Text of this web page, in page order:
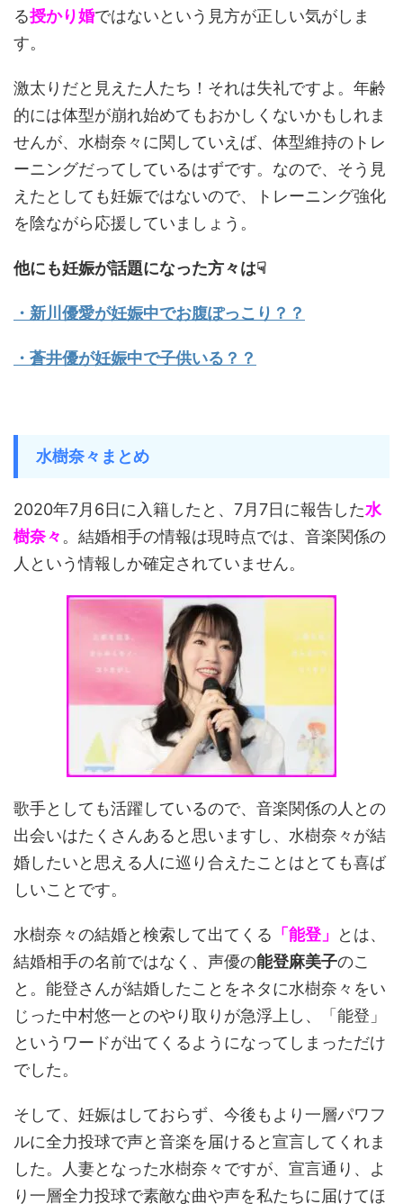
る授かり婚ではないという見方が正しい気がしま
す。
激太りだと見えた人たち！それは失礼ですよ。年齢
的には体型が崩れ始めてもおかしくないかもしれま
せんが、水樹奈々に関していえば、体型維持のトレ
ーニングだってしているはずです。なので、そう見
えたとしても妊娠ではないので、トレーニング強化
を陰ながら応援していましょう。
他にも妊娠が話題になった方々は☟
・新川優愛が妊娠中でお腹ぽっこり？？
・蒼井優が妊娠中で子供いる？？
水樹奈々まとめ
2020年7月6日に入籍したと、7月7日に報告した水
樹奈々 。結婚相手の情報は現時点では、音楽関係の
人という情報しか確定されていません。
歌手としても活躍しているので、音楽関係の人との
出会いはたくさんあると思いますし、水樹奈々が結
婚したいと思える人に巡り合えたことはとても喜ば
しいことです。
水樹奈々の結婚と検索して出てくる 「能登」
とは、
結婚相手の名前ではなく、声優の能登麻美子のこ
と。能登さんが結婚したことをネタに水樹奈々をい
じった中村悠一とのやり取りが急浮上し、「能登」
というワードが出てくるようになってしまっただけ
でした。
そして、妊娠はしておらず、今後もより一層パワフ
ルに全力投球で声と音楽を届けると宣言してくれま
した。人妻となった水樹奈々ですが、宣言通り、よ
り一層全力投球で素敵な曲や声を私たちに届けてほ